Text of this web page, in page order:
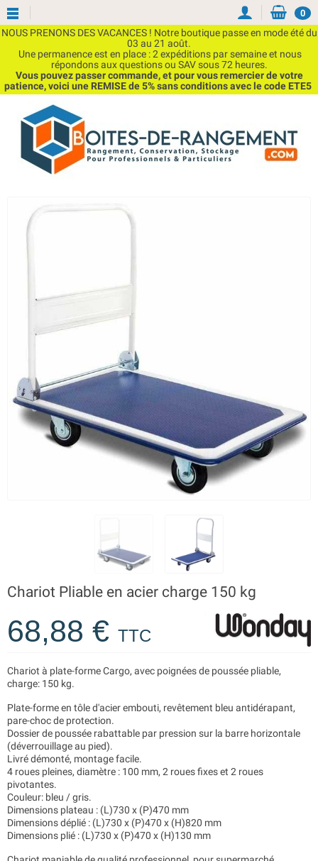
NOUS PRENONS DES VACANCES ! Notre boutique passe en mode été du
03 au 21 août.
Une permanence est en place : 2 expéditions par semaine et nous
répondons aux questions ou SAV sous 72 heures.
Vous pouvez passer commande, et pour vous remercier de votre
patience, voici une REMISE de 5% sans conditions avec le code ETE5
0
Chariot Pliable en acier charge 150 kg
68,88 € TTC
Chariot à plate-forme Cargo, avec poignées de poussée pliable,
charge: 150 kg.
Plate-forme en tôle d'acier embouti, revêtement bleu antidérapant,
pare-choc de protection.
Dossier de poussée rabattable par pression sur la barre horizontale
(déverrouillage au pied).
Livré démonté, montage facile.
4 roues pleines, diamètre : 100 mm, 2 roues fixes et 2 roues
pivotantes.
Couleur: bleu / gris.
Dimensions plateau : (L)730 x (P)470 mm
Dimensions déplié : (L)730 x (P)470 x (H)820 mm
Dimensions plié : (L)730 x (P)470 x (H)130 mm